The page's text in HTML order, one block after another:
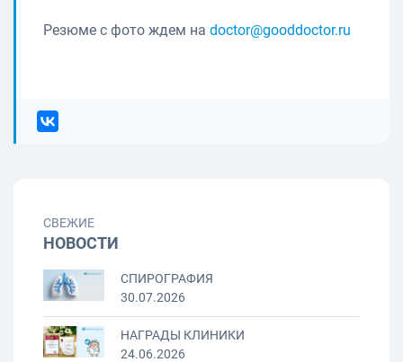
Резюме с фото ждем на doctor@gooddoctor.ru
СВЕЖИЕ
НОВОСТИ
СПИРОГРАФИЯ
30.07.2026
НАГРАДЫ КЛИНИКИ
24.06.2026